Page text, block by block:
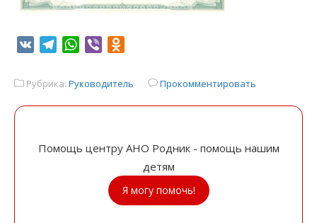
VK TelegramWhatsApp
Viber
Рубрика: Руководитель Прокомментировать
Помощь центру АНО Родник - помощь нашим
детям
Я могу помочь!